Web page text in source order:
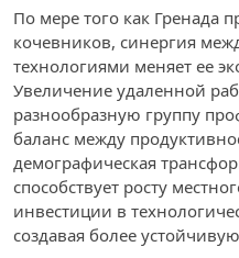
По мере того как Гренада
кочевников, синергия
технологиями меняет ее
Увеличение удаленной
разнообразную группу
баланс между
демографическая
способствует росту
инвестиции в
создавая более